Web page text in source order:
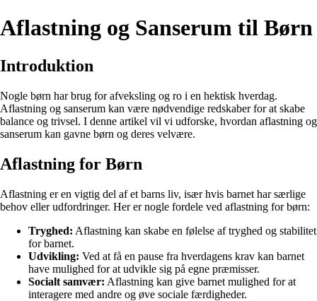
Aflastning og Sanserum til Børn
Introduktion
Nogle børn har brug for afveksling og ro i en hektisk hverdag.
Aflastning og sanserum kan være nødvendige redskaber for at skabe
balance og trivsel. I denne artikel vil vi udforske, hvordan aflastning og
sanserum kan gavne børn og deres velvære.
Aflastning for Børn
Aflastning er en vigtig del af et barns liv, især hvis barnet har særlige
behov eller udfordringer. Her er nogle fordele ved aflastning for børn:
Tryghed: Aflastning kan skabe en følelse af tryghed og stabilitet
for barnet.
Udvikling: Ved at få en pause fra hverdagens krav kan barnet
have mulighed for at udvikle sig på egne præmisser.
Socialt samvær: Aflastning kan give barnet mulighed for at
interagere med andre og øve sociale færdigheder.